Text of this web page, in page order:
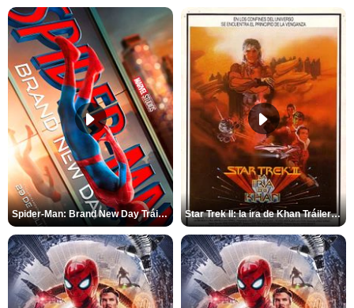
Spider-Man: Brand New Day Tráiler (3) Star Trek II: la ira de Khan Tráiler VO